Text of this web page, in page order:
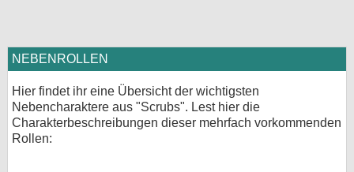
NEBENROLLEN
Hier findet ihr eine Übersicht der wichtigsten
Nebencharaktere aus "Scrubs". Lest hier die
Charakterbeschreibungen dieser mehrfach vorkommenden
Rollen: